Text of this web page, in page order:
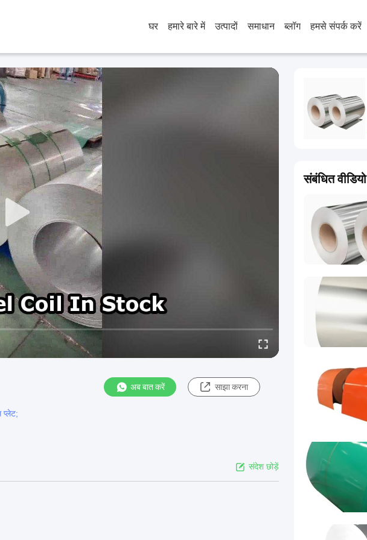
घर हमारे बारे में उत्पादों समाधान ब्लॉग हमसे संपर्क करें
अब बात करें साझा करना
प्लेट;
संदेश छोड़ें
संबंधित वीडियो